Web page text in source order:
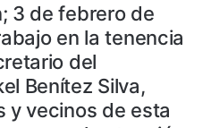
3 de febrero de
en la tenencia
del
Benítez Silva,
y vecinos de esta